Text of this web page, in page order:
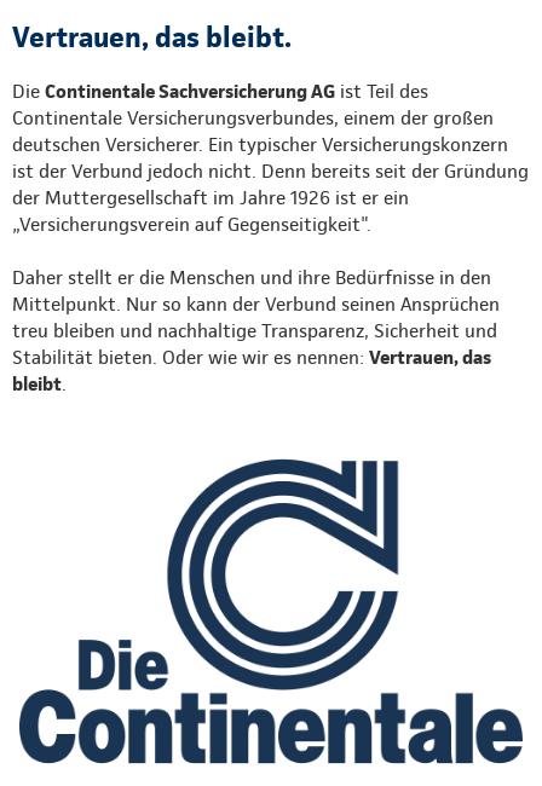
Vertrauen, das bleibt.
Die Continentale Sachversicherung AG ist Teil des
Continentale Versicherungsverbundes, einem der großen
deutschen Versicherer. Ein typischer Versicherungskonzern
ist der Verbund jedoch nicht. Denn bereits seit der Gründung
der Muttergesellschaft im Jahre 1926 ist er ein
„Versicherungsverein auf Gegenseitigkeit".
Daher stellt er die Menschen und ihre Bedürfnisse in den
Mittelpunkt. Nur so kann der Verbund seinen Ansprüchen
treu bleiben und nachhaltige Transparenz, Sicherheit und
Stabilität bieten. Oder wie wir es nennen: Vertrauen, das
bleibt